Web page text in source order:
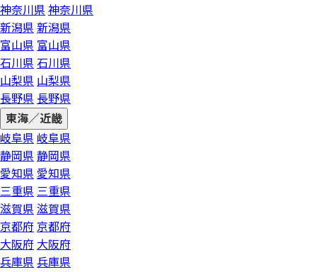
神奈川県 神奈川県
新潟県 新潟県
富山県 富山県
石川県 石川県
山梨県 山梨県
長野県 長野県
東海／近畿
岐阜県 岐阜県
静岡県 静岡県
愛知県 愛知県
三重県 三重県
滋賀県 滋賀県
京都府 京都府
大阪府 大阪府
兵庫県 兵庫県